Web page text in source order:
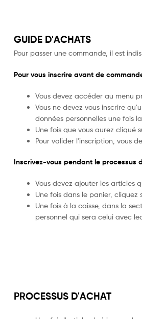
GUIDE D'ACHATS
Pour passer une commande, il est
Pour vous inscrire avant de
Vous devez accéder au menu
Vous ne devez vous inscrire
données personnelles une fois
Une fois que vous aurez cliqué
Pour valider l'inscription, vous
Inscrivez-vous pendant le processus
Vous devez ajouter les articles
Une fois dans le panier, cliquez
Une fois à la caisse, dans la
personnel qui sera celui avec
PROCESSUS D'ACHAT